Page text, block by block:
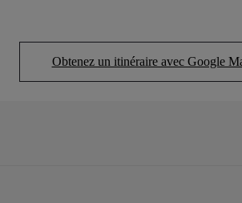
Obtenez un itinéraire avec Google
(Opens in new